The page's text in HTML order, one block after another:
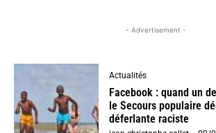
- Advertisement -
Actualités
Facebook : quand un
le Secours populaire
déferlante raciste